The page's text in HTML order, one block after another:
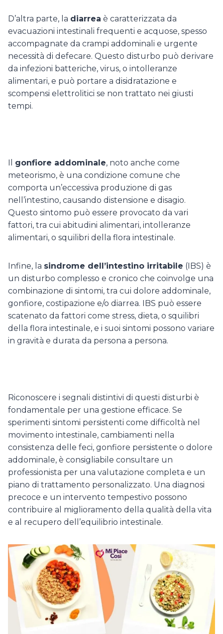
D’altra parte, la diarrea è caratterizzata da
evacuazioni intestinali frequenti e acquose, spesso
accompagnate da crampi addominali e urgente
necessità di defecare. Questo disturbo può derivare
da infezioni batteriche, virus, o intolleranze
alimentari, e può portare a disidratazione e
scompensi elettrolitici se non trattato nei giusti
tempi.
Il gonfiore addominale, noto anche come
meteorismo, è una condizione comune che
comporta un’eccessiva produzione di gas
nell’intestino, causando distensione e disagio.
Questo sintomo può essere provocato da vari
fattori, tra cui abitudini alimentari, intolleranze
alimentari, o squilibri della flora intestinale.
Infine, la sindrome dell’intestino irritabile (IBS) è
un disturbo complesso e cronico che coinvolge una
combinazione di sintomi, tra cui dolore addominale,
gonfiore, costipazione e/o diarrea. IBS può essere
scatenato da fattori come stress, dieta, o squilibri
della flora intestinale, e i suoi sintomi possono variare
in gravità e durata da persona a persona.
Riconoscere i segnali distintivi di questi disturbi è
fondamentale per una gestione efficace. Se
sperimenti sintomi persistenti come difficoltà nel
movimento intestinale, cambiamenti nella
consistenza delle feci, gonfiore persistente o dolore
addominale, è consigliabile consultare un
professionista per una valutazione completa e un
piano di trattamento personalizzato. Una diagnosi
precoce e un intervento tempestivo possono
contribuire al miglioramento della qualità della vita
e al recupero dell’equilibrio intestinale.